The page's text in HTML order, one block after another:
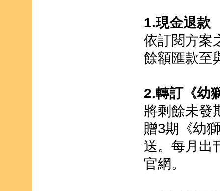
1.現金退款
依訂閱方案
餘額匯款至
2.轉訂《幼
將剩餘未發
贈3期《幼
送。每月出
官網。